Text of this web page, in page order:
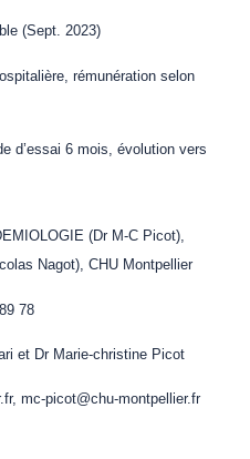
(Sept. 2023)
rémunération selon
d’essai 6 mois, évolution vers
(Dr M-C Picot),
Nagot), CHU Montpellier
78
et Dr Marie-christine Picot
mc-picot@chu-montpellier.fr